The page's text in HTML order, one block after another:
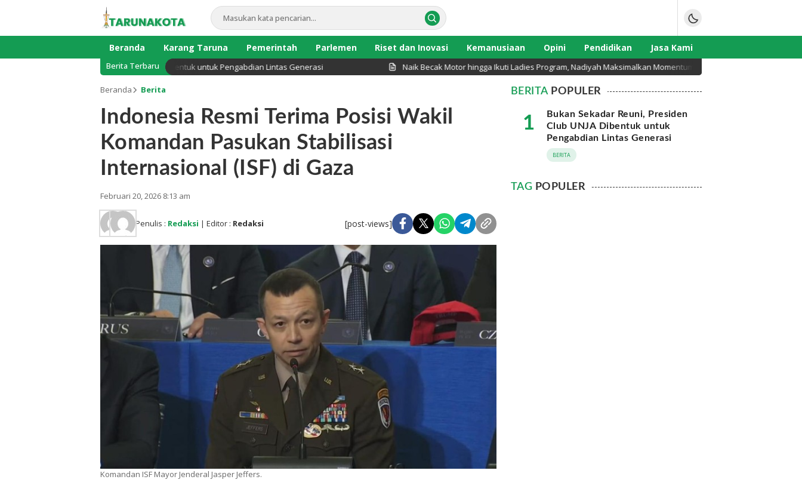
Beranda Karang Taruna Pemerintah Parlemen Riset dan Inovasi Kemanusiaan Opini Pendidikan Jasa Kami
Berita Terbaru
Sekadar Reuni, Presiden Club UNJA Dibentuk untuk Pengabdian Lintas Generasi Naik Becak Motor hingga Ikuti Ladies Program, Nadiyah Maksimalkan Momentum Rakernas APEKSI di Medan
Beranda Berita
Indonesia Resmi Terima Posisi Wakil
Komandan Pasukan Stabilisasi
Internasional (ISF) di Gaza
Februari 20, 2026 8:13 am
Penulis : Redaksi | Editor : Redaksi [post-views]
Komandan ISF Mayor Jenderal Jasper Jeffers.
BERITAPOPULER
1
Bukan Sekadar Reuni, Presiden
Club UNJA Dibentuk untuk
Pengabdian Lintas Generasi
BERITA
TAG POPULER